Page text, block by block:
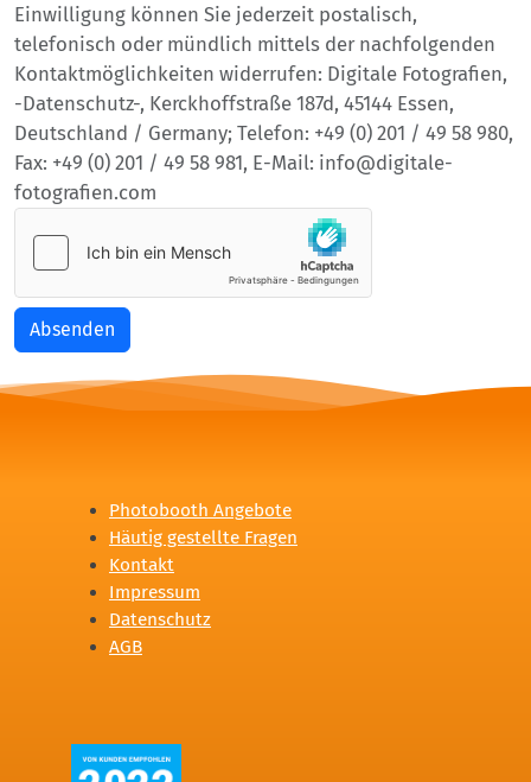
Einwilligung können Sie jederzeit postalisch,
telefonisch oder mündlich mittels der nachfolgenden
Kontaktmöglichkeiten widerrufen: Digitale Fotografien,
-Datenschutz-, Kerckhoffstraße 187d, 45144 Essen,
Deutschland / Germany; Telefon: +49 (0) 201 / 49 58 980,
Fax: +49 (0) 201 / 49 58 981, E-Mail: info@digitale-
fotografien.com
Absenden
Photobooth Angebote
Häutig gestellte Fragen
Kontakt
Impressum
Datenschutz
AGB